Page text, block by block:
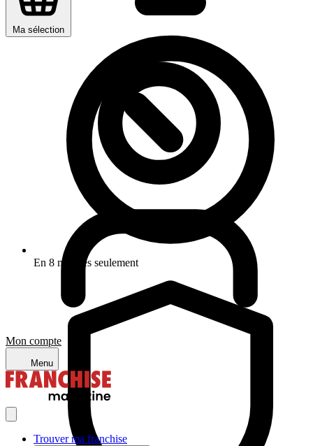
Ma sélection
Mon compte
Menu
Trouver ma franchise
En 8 minutes seulement